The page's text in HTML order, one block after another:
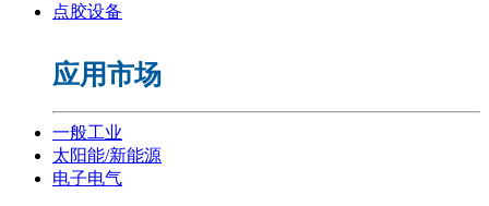
点胶设备
应用市场
一般工业
太阳能/新能源
电子电气